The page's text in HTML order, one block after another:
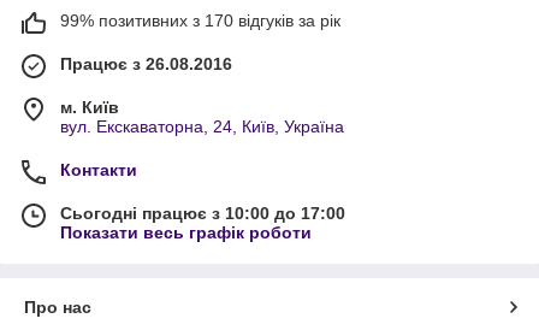
Надійний захист поверхні
Екологічно чистий матеріал, не токсичний, без запаху
Легко наносится пензлем або валиком
зкотується
Може залишатися на поверхні довгий час
Може бути будь-якого кольору на вибір, у т.ч. і
Швидко сохне, не великі витрати
99% позитивних з 170 відгуків за рік
Працює з 26.08.2016
м. Київ
вул. Екскаваторна, 24, Київ, Україна
Контакти
Сьогодні працює з 10:00 до 17:00
Показати весь графік роботи
Про нас